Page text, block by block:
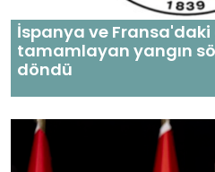
İspanya ve
tamamlayan yangın
döndü